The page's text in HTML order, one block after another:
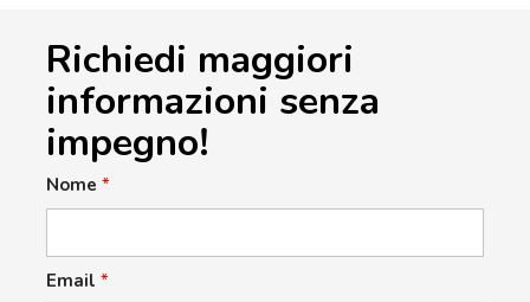
Richiedi maggiori
informazioni senza
impegno!
Nome *
Email *